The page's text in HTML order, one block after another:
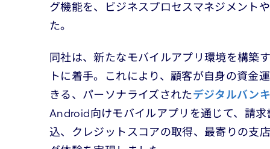
グ機能を、ビジネスプロセスマネジメント
た。
同社は、新たなモバイルアプリ環境を構築
トに着手。これにより、顧客が自身の資金
きる、パーソナライズされたデジタルバン
Android向けモバイルアプリを通じて、請
込、クレジットスコアの取得、最寄りの支